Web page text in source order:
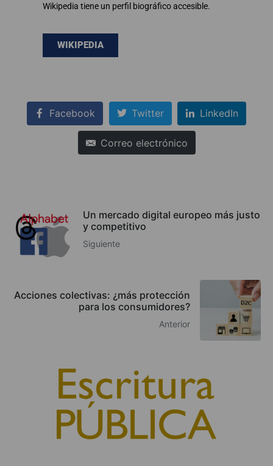
Wikipedia tiene un perfil biográfico accesible.
WIKIPEDIA
Facebook Twitter LinkedIn
Correo electrónico
Un mercado digital europeo más justo
y competitivo
Siguiente
Acciones colectivas: ¿más protección
para los consumidores?
Anterior